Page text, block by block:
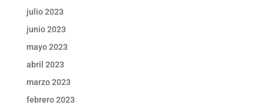
julio 2023
junio 2023
mayo 2023
abril 2023
marzo 2023
febrero 2023